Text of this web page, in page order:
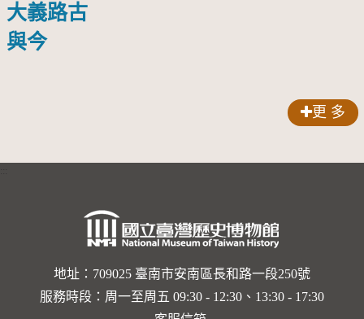
大義路古
與今
更 多
地址：709025 臺南市安南區長和路一段250號
服務時段：周一至周五 09:30 - 12:30、13:30 - 17:30